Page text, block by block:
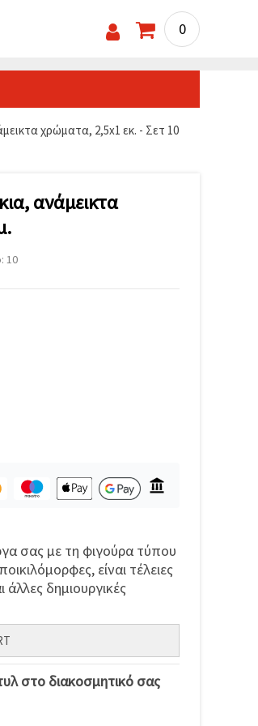
0
χρώματα, 2,5x1 εκ. - Σετ 10
ανάμεικτα
10
σας με τη φιγούρα τύπου
είναι τέλειες
δημιουργικές
στο διακοσμητικό σας